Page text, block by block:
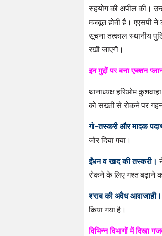
सहयोग की अपील की।
मजबूत होती है। एएसपी ने
सूचना तत्काल स्थानीय
रखी जाएगी।
इन मुद्दों पर बना एक्शन
​थानाध्यक्ष हरिओम
को सख्ती से रोकने पर
गो-तस्करी और मादक
जोर दिया गया।
ईंधन व खाद की तस्करी।
रोकने के लिए गश्त बढ़ाने
शराब की अवैध आवाजाही।
किया गया है।
विभिन्न विभागों में दिखा